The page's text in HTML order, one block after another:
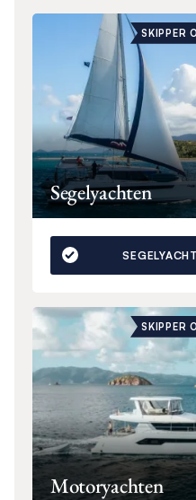
SKIPPER
Segelyachten
SKIPPER
Motoryachten